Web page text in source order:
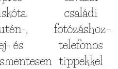
,
és
családi
fotózáshoz–
telefonos
tippekkel